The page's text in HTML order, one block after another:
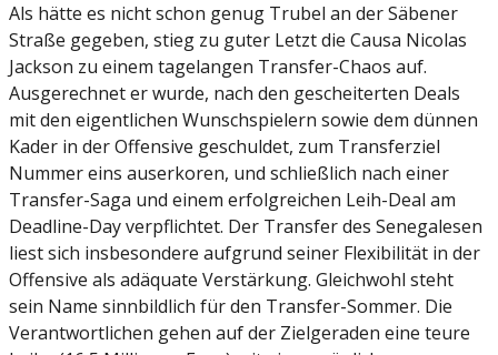
Als hätte es nicht schon genug Trubel an der Säbener
Straße gegeben, stieg zu guter Letzt die Causa Nicolas
Jackson zu einem tagelangen Transfer-Chaos auf.
Ausgerechnet er wurde, nach den gescheiterten Deals
mit den eigentlichen Wunschspielern sowie dem dünnen
Kader in der Offensive geschuldet, zum Transferziel
Nummer eins auserkoren, und schließlich nach einer
Transfer-Saga und einem erfolgreichen Leih-Deal am
Deadline-Day verpflichtet. Der Transfer des Senegalesen
liest sich insbesondere aufgrund seiner Flexibilität in der
Offensive als adäquate Verstärkung. Gleichwohl steht
sein Name sinnbildlich für den Transfer-Sommer. Die
Verantwortlichen gehen auf der Zielgeraden eine teure